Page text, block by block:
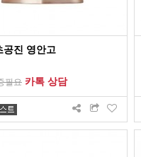
공진 영안고
필요 카톡 상담